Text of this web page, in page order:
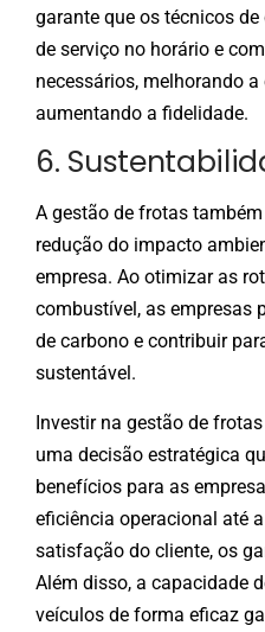
garante que os técnicos
de serviço no horário e
necessários, melhorando
aumentando a fidelidade.
6.
A gestão de frotas
redução do impacto
empresa. Ao otimizar as
combustível, as empresas
de carbono e contribuir
sustentável.
Investir na gestão de
uma decisão estratégica
benefícios para as
eficiência operacional até
satisfação do cliente, os
Além disso, a capacidade
veículos de forma eficaz